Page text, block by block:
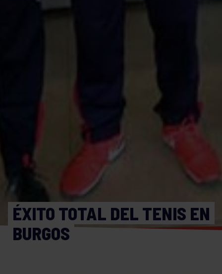
ÉXITO TOTAL DEL TENIS EN
BURGOS